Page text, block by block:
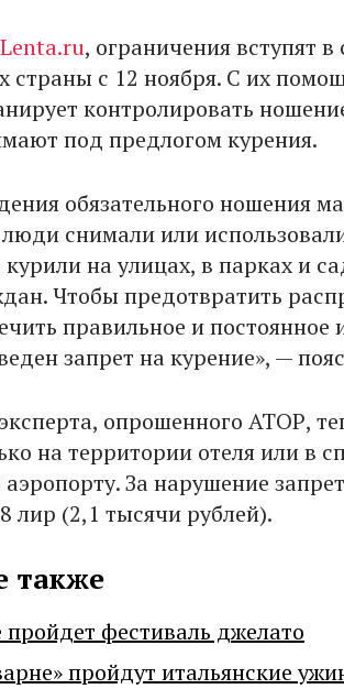
Lenta.ru, ограничения вступят в
страны с 12 ноября. С их
контролировать
под предлогом курения.
обязательного ношения
снимали или
на улицах, в парках и
Чтобы предотвратить
правильное и постоянное
запрет на курение», —
опрошенного АТОР,
на территории отеля или в
За нарушение
лир (2,1 тысячи рублей).
также
фестиваль джелато
пройдут итальянские